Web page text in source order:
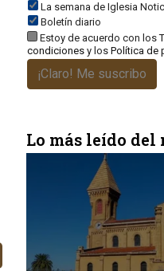
La semana de Iglesia
Boletín diario
Estoy de acuerdo con los
condiciones y los Política de
¡Claro! Me suscribo
Lo más leído del